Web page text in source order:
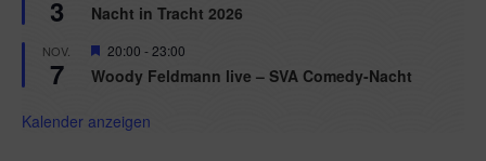
3 Nacht in Tracht 2026
NOV.
7
Hervorgehoben
20:00 -23:00
Woody Feldmann live – SVA Comedy-Nacht
Kalender anzeigen